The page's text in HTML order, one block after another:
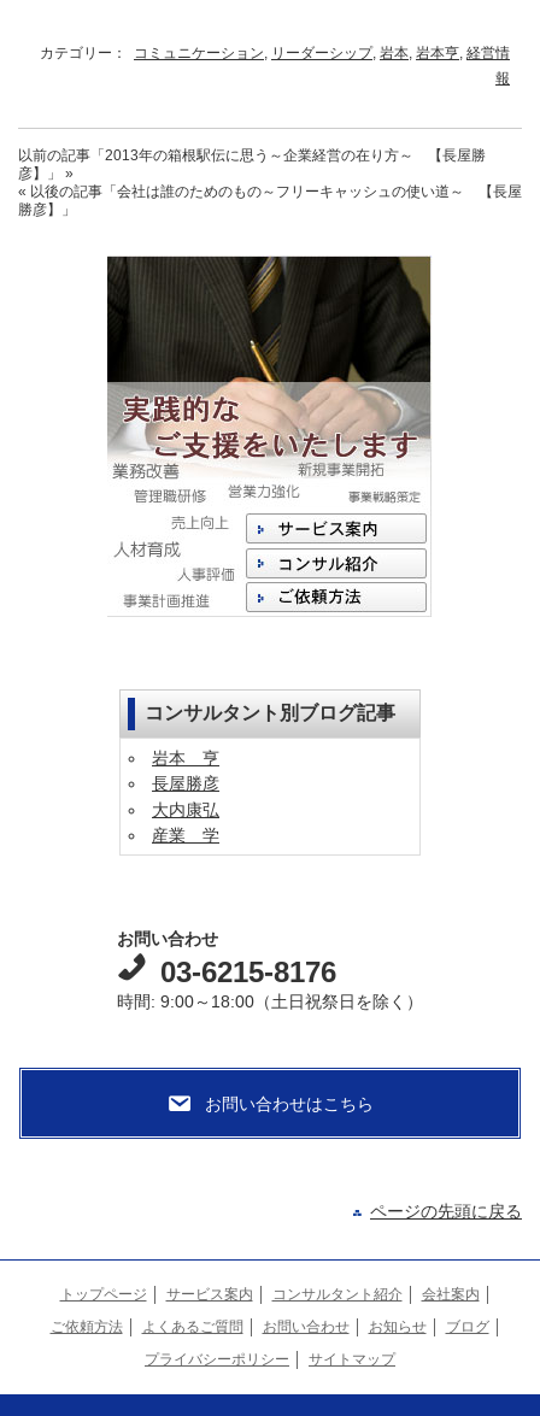
カテゴリー： コミュニケーション リーダーシップ, 岩本 岩本亨 経営情
報
以前の記事 「2013年の箱根駅伝に思う～企業経営の在り方～ 【長屋勝
彦】」
»
« 以後の記事 「会社は誰のためのもの～フリーキャッシュの使い道～ 【長屋
勝彦】」
コンサルタント別ブログ記事
岩本 亨
長屋勝彦
大内康弘
産業 学
お問い合わせ
03-6215-8176
時間: 9:00～18:00（土日祝祭日を除く）
ページの先頭に戻る
トップページ サービス案内 コンサルタント紹介
会社案内
ご依頼方法
よくあるご質問 お問い合わせ お知らせ
ブログ
プライバシーポリシー
サイトマップ